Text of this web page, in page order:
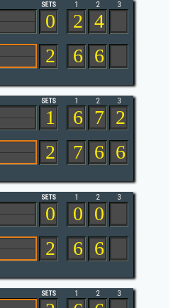
0
2
2 4
6 6
1
2
6 7 2
7 6 6
0
2
0 0
6 6